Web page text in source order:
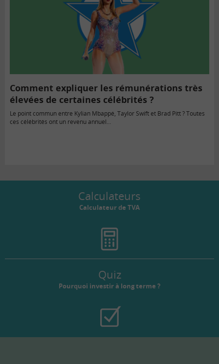
Comment expliquer les rémunérations très
élevées de certaines célébrités ?
Le point commun entre Kylian Mbappé, Taylor Swift et Brad Pitt ? Toutes
ces célébrités ont un revenu annuel…
Calculateurs
Calculateur de TVA
Quiz
Pourquoi investir à long terme ?